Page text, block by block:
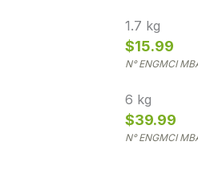
1.7 kg
$15.99
N° ENGMCI
6 kg
$39.99
N° ENGMCI